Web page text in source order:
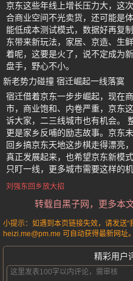
京东这些年线上增长压力大，这
合商业空间不光卖货，还可能是
能低成本测试模式，数据好再复
东带来新玩法，家居、京造、生
着呢，这要是火了，说不定成为
盘手，野心不小。
新老势力碰撞 宿迁崛起一线落寞
宿迁借着京东一步步崛起，现在
市，商业饱和、内卷严重，京东
诉大家，二三线城市也有机会。
更是家乡反哺的励志故事。京东
回乡搞京东天地这步棋走得漂亮
真正发展起来，也希望京东新模
只盯一线，更多城市需要这样的机
刘强东回乡放大招
转载自黑子网，更多本
小提示：如遇到本页链接失效，请发送“
heizi.me@pm.me 可自动获得最新网址
精彩用户